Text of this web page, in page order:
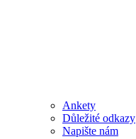
Ankety
Důležité odkazy
Napište nám